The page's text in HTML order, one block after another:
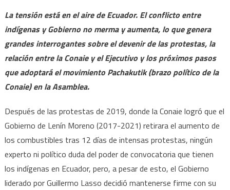
La tensión está en el aire de Ecuador. El conflicto entre
indígenas y Gobierno no merma y aumenta, lo que genera
grandes interrogantes sobre el devenir de las protestas, la
relación entre la Conaie y el Ejecutivo y los próximos pasos
que adoptará el movimiento Pachakutik (brazo político de la
Conaie) en la Asamblea.
Después de las protestas de 2019, donde la Conaie logró que el
Gobierno de Lenín Moreno (2017-2021) retirara el aumento de
los combustibles tras 12 días de intensas protestas, ningún
experto ni político duda del poder de convocatoria que tienen
los indígenas en Ecuador, pero, a pesar de esto, el Gobierno
liderado por Guillermo Lasso decidió mantenerse firme con su